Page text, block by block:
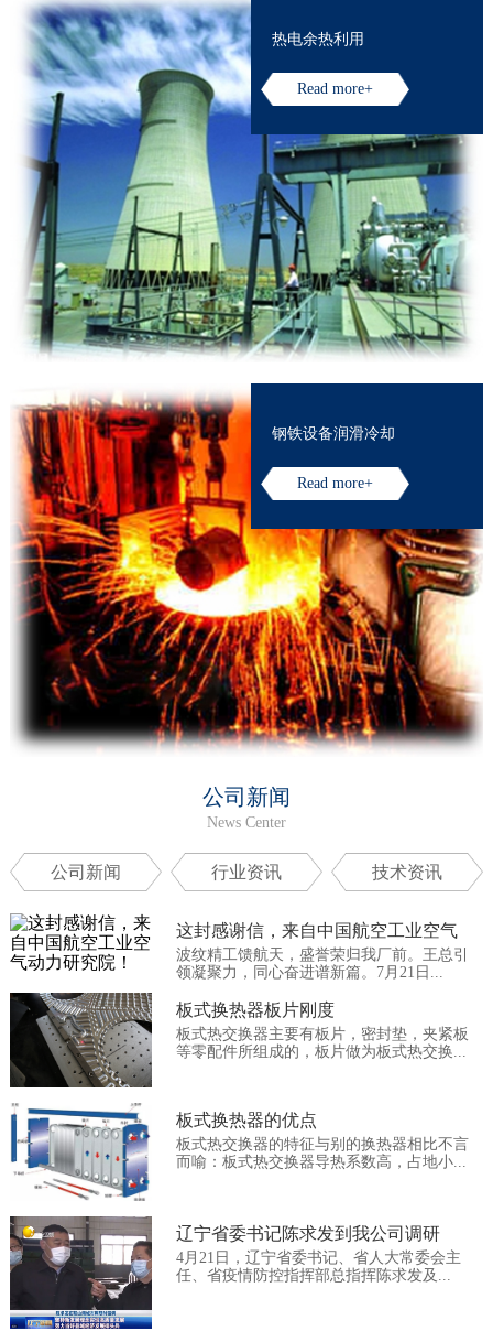
热电余热利用
Read more+
钢铁设备润滑冷却
Read more+
公司新闻
News Center
公司新闻 行业资讯 技术资讯
这封感谢信，来自中国航空工业空气
动...
波纹精工馈航天，盛誉荣归我厂前。王总引
领凝聚力，同心奋进谱新篇。7月21日...
板式换热器板片刚度
板式热交换器主要有板片，密封垫，夹紧板
等零配件所组成的，板片做为板式热交换...
板式换热器的优点
板式热交换器的特征与别的换热器相比不言
而喻：板式热交换器导热系数高，占地小...
辽宁省委书记陈求发到我公司调研
4月21日，辽宁省委书记、省人大常委会主
任、省疫情防控指挥部总指挥陈求发及...